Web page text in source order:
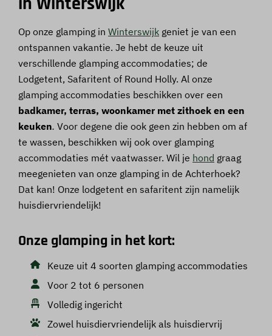
Op onze glamping inWinterswijk geniet je van een
ontspannen vakantie. Je hebt de keuze uit
verschillende glamping accommodaties; de
Lodgetent, Safaritent of Round Holly. Al onze
glamping accommodaties beschikken over een
badkamer, terras, woonkamer met zithoek en een
keuken. Voor degene die ook geen zin hebben om af
te wassen, beschikken wij ook over glamping
accommodaties mét vaatwasser. Wil je hond graag
meegenieten van onze glamping in de Achterhoek?
Dat kan! Onze lodgetent en safaritent zijn namelijk
huisdiervriendelijk!
Onze glamping in het kort:
Keuze uit 4 soorten glamping accommodaties
Voor 2 tot 6 personen
Volledig ingericht
Zowel huisdiervriendelijk als huisdiervrij